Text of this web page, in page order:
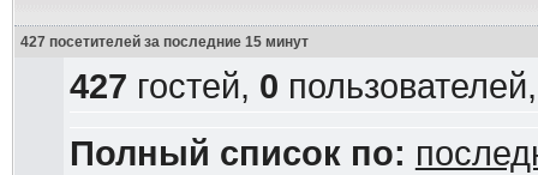
427 посетителей за последние 15 минут
427 гостей, 0
Полный список по: